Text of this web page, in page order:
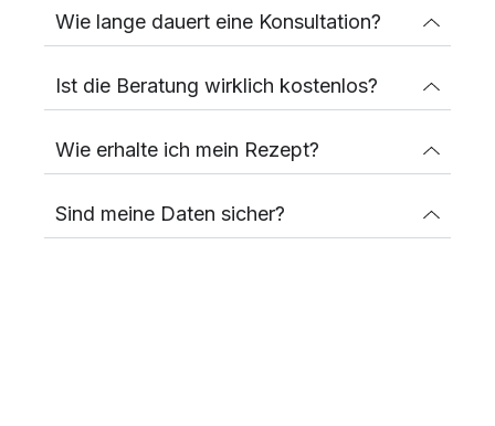
Wie lange dauert eine Konsultation?
Ist die Beratung wirklich kostenlos?
Wie erhalte ich mein Rezept?
Sind meine Daten sicher?